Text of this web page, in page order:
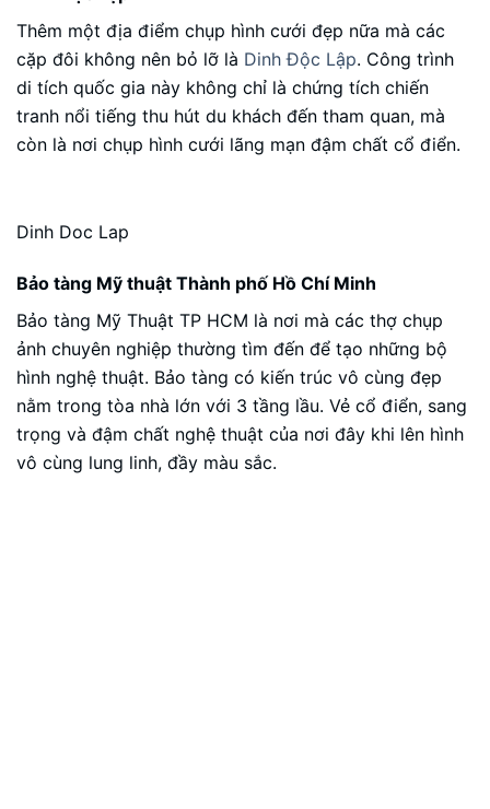
Thêm một địa điểm chụp hình cưới đẹp nữa mà các
cặp đôi không nên bỏ lỡ là Dinh Độc Lập. Công trình
di tích quốc gia này không chỉ là chứng tích chiến
tranh nổi tiếng thu hút du khách đến tham quan, mà
còn là nơi chụp hình cưới lãng mạn đậm chất cổ điển.
Dinh Doc Lap
Bảo tàng Mỹ thuật Thành phố Hồ Chí Minh
Bảo tàng Mỹ Thuật TP HCM là nơi mà các thợ chụp
ảnh chuyên nghiệp thường tìm đến để tạo những bộ
hình nghệ thuật. Bảo tàng có kiến trúc vô cùng đẹp
nằm trong tòa nhà lớn với 3 tầng lầu. Vẻ cổ điển, sang
trọng và đậm chất nghệ thuật của nơi đây khi lên hình
vô cùng lung linh, đầy màu sắc.